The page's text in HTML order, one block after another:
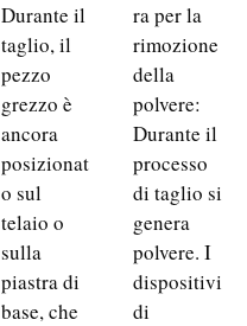
Durante il
taglio, il
pezzo
grezzo è
ancora
posizionat
o sul
telaio o
sulla
piastra di
base, che
ra per la
rimozione
della
polvere:
Durante il
processo
di taglio si
genera
polvere. I
dispositivi
di